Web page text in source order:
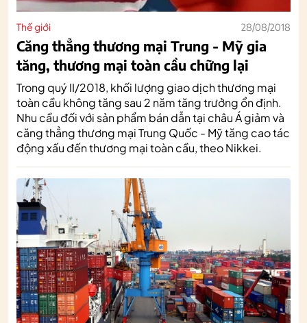
Thế giới 28/08/2018
Căng thẳng thương mại Trung - Mỹ gia
tăng, thương mại toàn cầu chững lại
Trong quý II/2018, khối lượng giao dịch thương mại
toàn cầu không tăng sau 2 năm tăng trưởng ổn định.
Nhu cầu đối với sản phẩm bán dẫn tại châu Á giảm và
căng thẳng thương mại Trung Quốc - Mỹ tăng cao tác
động xấu đến thương mại toàn cầu, theo Nikkei.